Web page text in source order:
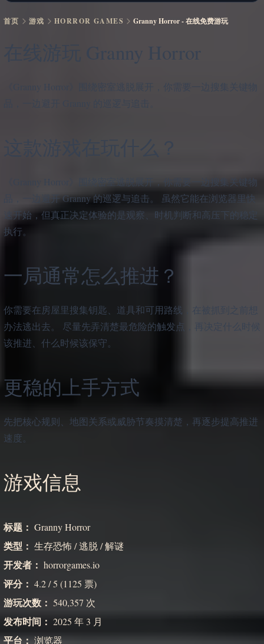
首页 游戏 HORROR GAMES Granny Horror - 在线免费游玩
在线游玩 Granny Horror
《Granny Horror》围绕密室逃脱展开，你需要一边搜集关键物
《Granny Horror》围绕密室逃脱展开，你需要一边搜集关键物
品，一边避开 Granny 的巡逻与追击。 虽然它能在浏览器里快
速开始，但真正决定体验的是观察、时机判断和高压下的稳定
执行。
一局通常怎么推进？
你需要在房屋里搜集钥匙、道具和可用路线，在被抓到之前想
办法逃出去。 尽量先弄清楚最危险的触发点，再决定什么时候
该推进、什么时候该保守。
更稳的上手方式
先把核心规则、地图关系或威胁节奏摸清楚，再逐步提高推进
速度。
游戏信息
标题： Granny Horror
类型： 生存恐怖 / 逃脱 / 解谜
开发者： horrorgames.io
评分： 4.2 / 5 (1125 票)
游玩次数： 540,357 次
发布时间： 2025 年 3 月
平台：浏览器